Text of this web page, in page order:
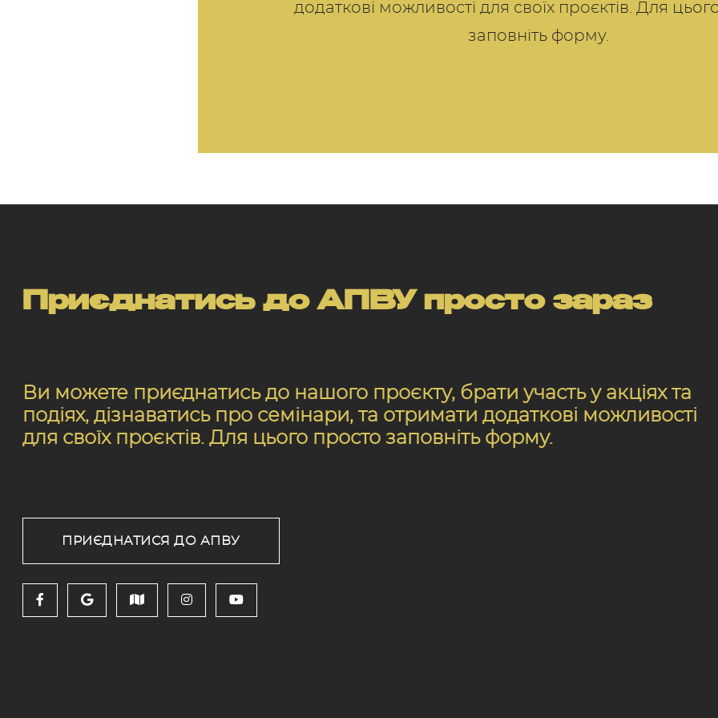
додаткові можливості для своїх проєктів. Для
заповніть форму.
Приєднатись до АПВУ просто зараз
Ви можете приєднатись до нашого проєкту, брати участь у акціях та
подіях, дізнаватись про семінари, та отримати додаткові можливості
для своїх проєктів. Для цього просто заповніть форму.
ПРИЄДНАТИСЯ ДО АПВУ